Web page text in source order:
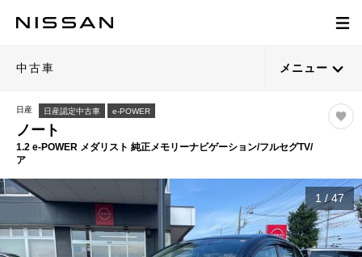
中古車 メニュー
日産 日産認定中古車 e-POWER
ノート
1.2 e-POWER メダリスト 純正メモリーナビゲーション/フルセグTV/
ア
1 /47